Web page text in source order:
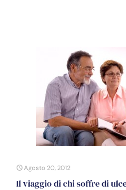
Agosto 20, 2012
Il viaggio di chi soffre di